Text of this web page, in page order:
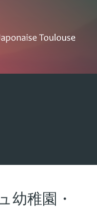
幼稚園・